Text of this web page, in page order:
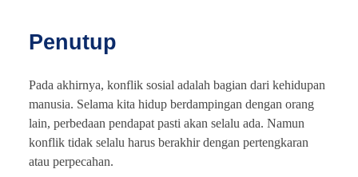
Penutup
Pada akhirnya, konflik sosial adalah bagian dari kehidupan
manusia. Selama kita hidup berdampingan dengan orang
lain, perbedaan pendapat pasti akan selalu ada. Namun
konflik tidak selalu harus berakhir dengan pertengkaran
atau perpecahan.